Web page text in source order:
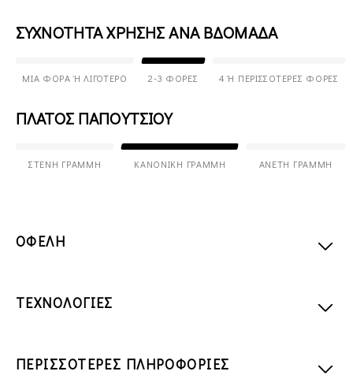
ΣΥΧΝΟΤΗΤΑ ΧΡΗΣΗΣ ΑΝΑ ΒΔΟΜΑΔΑ
ΜΊΑ ΦΟΡΆ Ή ΛΙΓΌΤΕΡΟ 2-3 ΦΟΡΈΣ 4 Ή ΠΕΡΙΣΣΌΤΕΡΕΣ ΦΟΡΈΣ
ΠΛΑΤΟΣ ΠΑΠΟΥΤΣΙΟΥ
ΣΤΕΝΉ ΓΡΑΜΜΉ ΚΑΝΟΝΙΚΉ ΓΡΑΜΜΉ ΆΝΕΤΗ ΓΡΑΜΜΉ
ΟΦΕΛΗ
ΤΕΧΝΟΛΟΓΙΕΣ
ΠΕΡΙΣΣΟΤΕΡΕΣ ΠΛΗΡΟΦΟΡΙΕΣ